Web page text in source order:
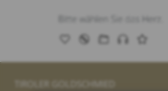
TIROLER GOLDSCHMIED